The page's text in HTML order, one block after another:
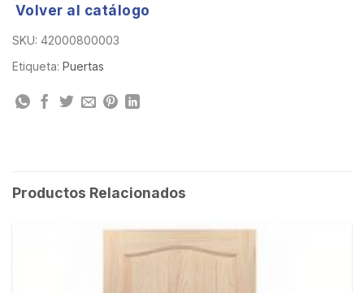
Volver al catálogo
SKU: 42000800003
Etiqueta: Puertas
Productos Relacionados